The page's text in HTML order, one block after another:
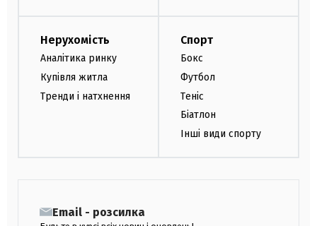
Нерухомість
Аналітика ринку
Купівля житла
Тренди і натхнення
Спорт
Бокс
Футбол
Теніс
Біатлон
Інші види спорту
Email - розсилка